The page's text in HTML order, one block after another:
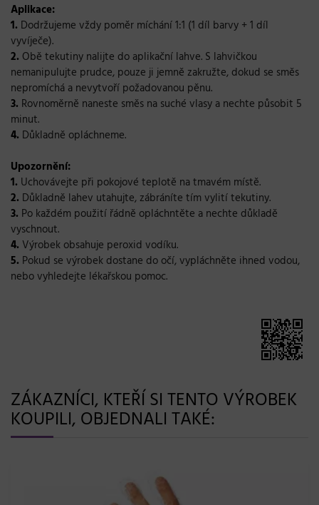
Aplikace:
1. Dodržujeme vždy poměr míchání 1:1 (1 díl barvy + 1 díl
vyvíječe).
2. Obě tekutiny nalijte do aplikační lahve. S lahvičkou
nemanipulujte prudce, pouze ji jemně zakružte, dokud se směs
nepromíchá a nevytvoří požadovanou pěnu.
3. Rovnoměrně naneste směs na suché vlasy a nechte působit 5
minut.
4. Důkladně opláchneme.
Upozornění:
1. Uchovávejte při pokojové teplotě na tmavém místě.
2. Důkladně lahev utahujte, zábráníte tím vylití tekutiny.
3. Po každém použití řádně opláchntěte a nechte důkladě
vyschnout.
4. Výrobek obsahuje peroxid vodíku.
5. Pokud se výrobek dostane do očí, vypláchněte ihned vodou,
nebo vyhledejte lékařskou pomoc.
ZÁKAZNÍCI, KTEŘÍ SI TENTO VÝROBEK
KOUPILI, OBJEDNALI TAKÉ: